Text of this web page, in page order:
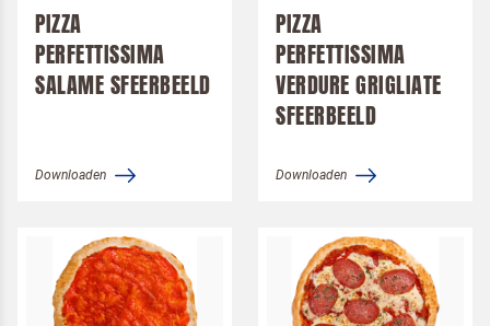
Pizza
Pannenkoek
Dr. Oetker Professional
Koopmans Professioneel
Langnese
Speciale wensen
Halal
Dr. Oetker Professional
Pizza Perfettissima
PIZZA
PERFETTISSIMA
SALAME SFEERBEELD
Downloaden
PIZZA
PERFETTISSIMA
VERDURE GRIGLIATE
SFEERBEELD
Downloaden